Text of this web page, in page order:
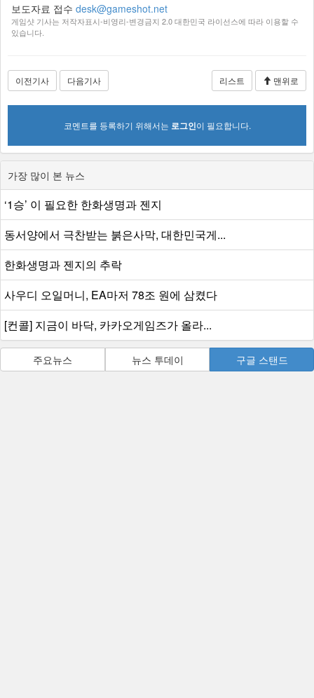
보도자료 접수 desk@gameshot.net
게임샷 기사는 저작자표시-비영리-변경금지 2.0 대한민국 라이선스에 따라 이용할 수
있습니다.
이전기사 다음기사 리스트 맨위로
코멘트를 등록하기 위해서는 로그인이 필요합니다.
가장 많이 본 뉴스
‘1승’ 이 필요한 한화생명과 젠지
동서양에서 극찬받는 붉은사막, 대한민국게...
한화생명과 젠지의 추락
사우디 오일머니, EA마저 78조 원에 삼켰다
[컨콜] 지금이 바닥, 카카오게임즈가 올라...
주요뉴스 뉴스 투데이 구글 스탠드